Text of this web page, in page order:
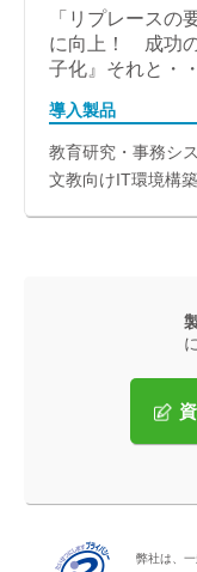
「リプレースの
に向上！ 成功
子化』それと・
導入製品
教育研究・事務シ
文教向けIT環境構
弊社は、